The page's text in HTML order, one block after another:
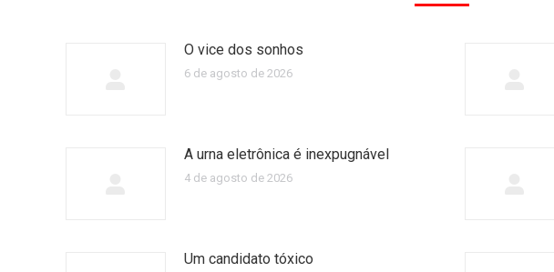
O vice dos sonhos
6 de agosto de 2026
A urna eletrônica é inexpugnável
4 de agosto de 2026
Um candidato tóxico